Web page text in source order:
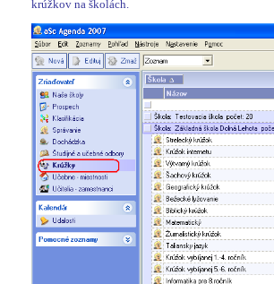
krúžkov na školách.